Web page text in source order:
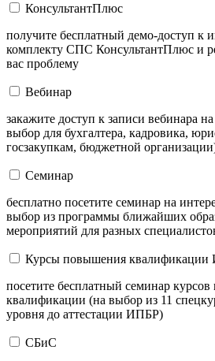
КонсультантПлюс
получите бесплатный демо-доступ к
комплекту СПС КонсультантПлюс и
вас проблему
Вебинар
закажите доступ к записи вебинара
выбор для бухгалтера, кадровика,
госзакупкам, бюджетной
Семинар
бесплатно посетите семинар на
выбор из программы ближайших
мероприятий для разных
Курсы повышения
посетите бесплатный семинар
квалификации (на выбор из 11
уровня до аттестации ИПБР)
СБиС